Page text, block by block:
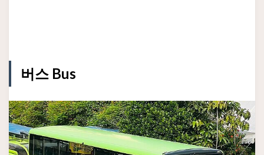
버스 Bus